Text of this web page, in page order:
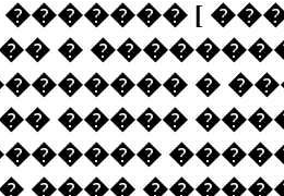
[
�
�
�����
����